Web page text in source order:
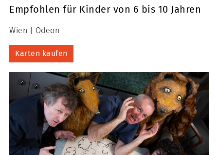
Empfohlen für Kinder von 6 bis 10 Jahren
Wien Odeon
Karten kaufen